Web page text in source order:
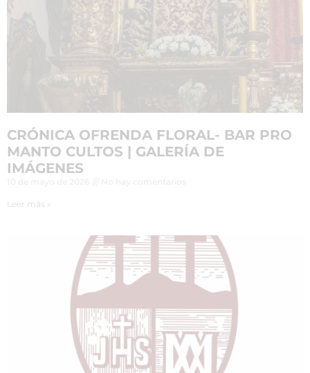
CRÓNICA OFRENDA FLORAL- BAR PRO
MANTO CULTOS | GALERÍA DE
IMÁGENES
Leer más »